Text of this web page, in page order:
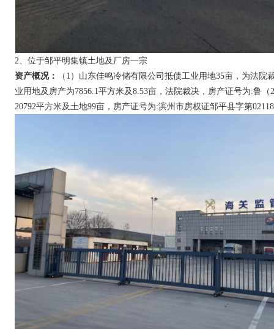
2、位于邹平明集镇土地及厂房一宗
资产概况：
（1）山东佳鸣冷储有限公司抵债工业用地35亩，为法
业用地及房产为7856.1平方米及8.53亩，法院裁决，房产证号为:鲁
20792平方米及土地99亩，房产证号为:滨州市房权证邹平县字第